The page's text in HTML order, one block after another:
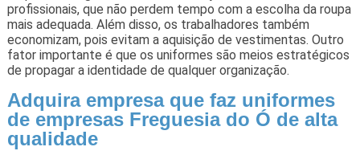
profissionais, que não perdem tempo com a escolha da roupa
mais adequada. Além disso, os trabalhadores também
economizam, pois evitam a aquisição de vestimentas. Outro
fator importante é que os uniformes são meios estratégicos
de propagar a identidade de qualquer organização.
Adquira empresa que faz uniformes
de empresas Freguesia do Ó de alta
qualidade